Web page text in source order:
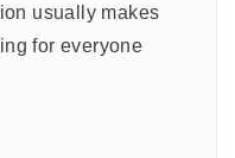
usually makes
for everyone